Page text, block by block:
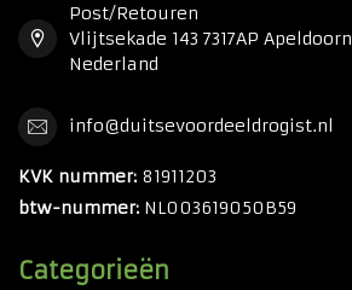
Post/Retouren
Vlijtsekade 143 7317AP Apeldoorn
Nederland
info@duitsevoordeeldrogist.nl
KVK nummer: 81911203
btw-nummer: NL003619050B59
Categorieën